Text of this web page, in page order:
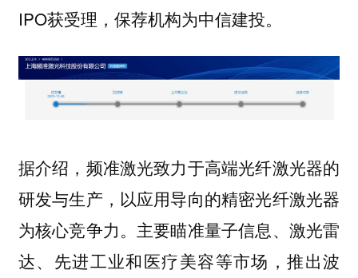
IPO获受理，保荐机构为中信建投。
据介绍，频准激光致力于高端光纤激光器的
研发与生产，以应用导向的精密光纤激光器
为核心竞争力。主要瞄准量子信息、激光雷
达、先进工业和医疗美容等市场，推出波